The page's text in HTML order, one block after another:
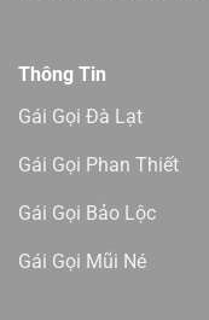
Thông Tin
Gái Gọi Đà Lạt
Gái Gọi Phan Thiết
Gái Gọi Bảo Lộc
Gái Gọi Mũi Né